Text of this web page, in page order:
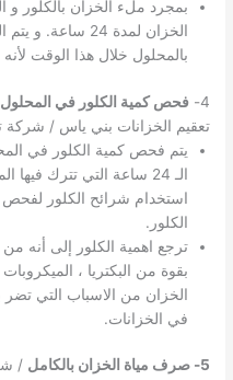
بمجرد ملء الخزان بالكلور و
الخزان لمدة 24
بالمحلول خلال هذا الوقت
4- فحص كمية الكلور في
تعقيم الخزانات بني ياس / شركة
يتم فحص كمية الكلور في
الـ 24 ساعة التي تترك
استخدام شرائح الكلور
الكلور.
ترجع اهمية الكلور إلى أنه
بقوة من البكتريا ،
الخزان من الاسباب التي
في الخزانات.
5- صرف مياة الخزان بالكامل
/